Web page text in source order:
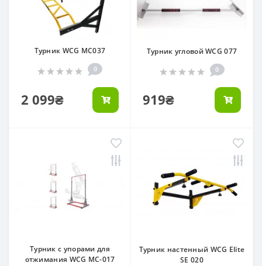
Турник WCG MC037
0
2 099₴
Турник угловой WCG 077
0
919₴
Турник с упорами для
отжимания WCG MC-017
Турник настенный WCG Elite
SE 020